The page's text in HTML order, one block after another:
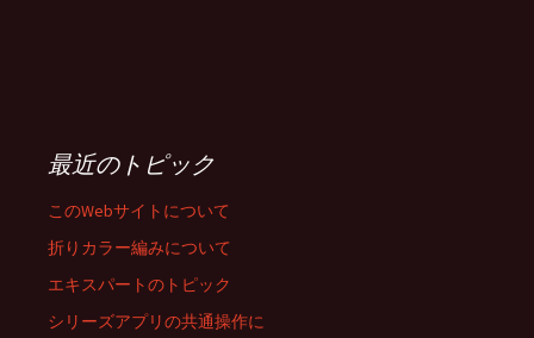
最近のトピック
このWebサイトについて
折りカラー編みについて
エキスパートのトピック
シリーズアプリの共通操作に